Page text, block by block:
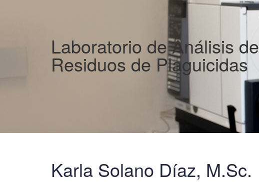
Laboratorio de Análisis de
Residuos de Plaguicidas
Karla Solano Díaz, M.Sc.